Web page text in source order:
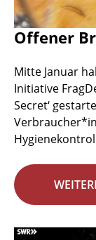
Offener
Mitte Januar
Initiative
Secret‘